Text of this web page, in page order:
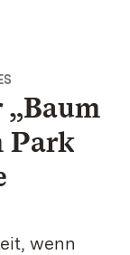
„Baum
Park
wenn